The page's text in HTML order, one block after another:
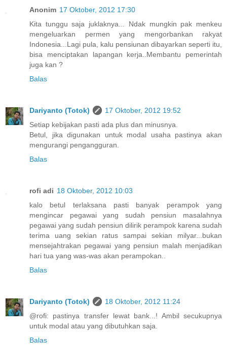
Anonim 17 Oktober, 2012 17:30
Kita tunggu saja juklaknya... Ndak mungkin pak menkeu
mengeluarkan permen yang mengorbankan rakyat
Indonesia...Lagi pula, kalu pensiunan dibayarkan seperti itu,
bisa menciptakan lapangan kerja..Membantu pemerintah
juga kan ?
Balas
Dariyanto (Totok)
17 Oktober, 2012 19:52
Setiap kebijakan pasti ada plus dan minusnya.
Betul, jika digunakan untuk modal usaha pastinya akan
mengurangi pengangguran.
Balas
rofi adi 18 Oktober, 2012 10:03
kalo betul terlaksana pasti banyak perampok yang
mengincar pegawai yang sudah pensiun masalahnya
pegawai yang sudah pensiun dilirik perampok karena sudah
terima uang sekian ratus sampai sekian milyar...bukan
mensejahtrakan pegawai yang pensiun malah menjadikan
hari tua yang was-was akan perampokan..
Balas
Dariyanto (Totok)
18 Oktober, 2012 11:24
@rofi: pastinya transfer lewat bank...! Ambil secukupnya
untuk modal atau yang dibutuhkan saja.
Balas